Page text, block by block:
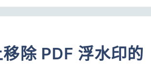
除 PDF 浮水印的